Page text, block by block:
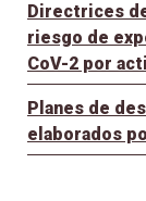
Directrices
riesgo de
CoV-2 por
Planes de
elaborados